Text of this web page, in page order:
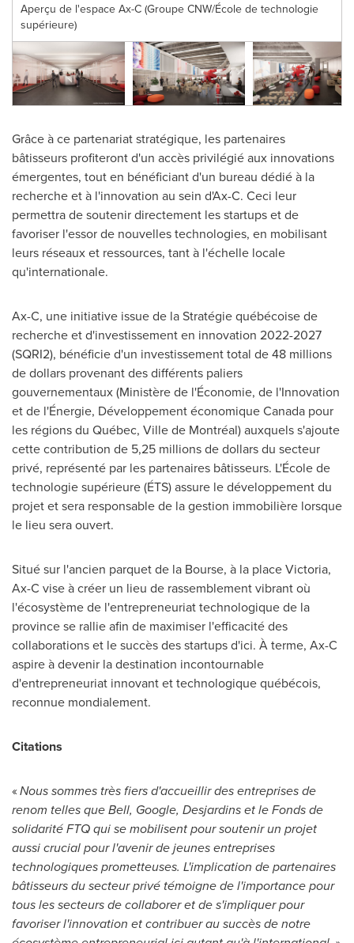
Aperçu de l'espace Ax-C (Groupe CNW/École de technologie
supérieure)
Grâce à ce partenariat stratégique, les partenaires
bâtisseurs profiteront d'un accès privilégié aux innovations
émergentes, tout en bénéficiant d'un bureau dédié à la
recherche et à l'innovation au sein d'Ax-C. Ceci leur
permettra de soutenir directement les startups et de
favoriser l'essor de nouvelles technologies, en mobilisant
leurs réseaux et ressources, tant à l'échelle locale
qu'internationale.
Ax-C, une initiative issue de la Stratégie québécoise de
recherche et d'investissement en innovation 2022-2027
(SQRI2), bénéficie d'un investissement total de 48 millions
de dollars provenant des différents paliers
gouvernementaux (Ministère de l'Économie, de l'Innovation
et de l'Énergie, Développement économiqueCanada pour
les régions du Québec, Ville de Montréal) auxquels s'ajoute
cette contribution de 5,25 millions de dollars du secteur
privé, représenté par les partenaires bâtisseurs. L'École de
technologie supérieure (ÉTS) assure le développement du
projet et sera responsable de la gestion immobilière lorsque
le lieu sera ouvert.
Situé sur l'ancien parquet de la Bourse, à la placeVictoria,
Ax-C vise à créer un lieu de rassemblement vibrant où
l'écosystème de l'entrepreneuriat technologique de la
province se rallie afin de maximiser l'efficacité des
collaborations et le succès des startups d'ici. À terme, Ax-C
aspire à devenir la destination incontournable
d'entrepreneuriat innovant et technologique québécois,
reconnue mondialement.
Citations
«Nous sommes très fiers d'accueillir des entreprises de
renom telles que Bell, Google, Desjardins et le Fonds de
solidarité FTQ qui se mobilisent pour soutenir un projet
aussi crucial pour l'avenir de jeunes entreprises
technologiques prometteuses. L'implication de partenaires
bâtisseurs du secteur privé témoigne de l'importance pour
tous les secteurs de collaborer et de s'impliquer pour
favoriser l'innovation et contribuer au succès de notre